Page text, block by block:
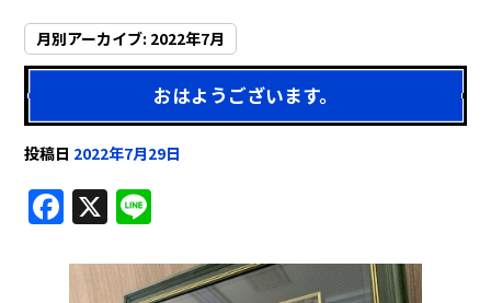
月別アーカイブ: 2022年7月
おはようございます。
投稿日 2022年7月29日
F
a
c
X
e